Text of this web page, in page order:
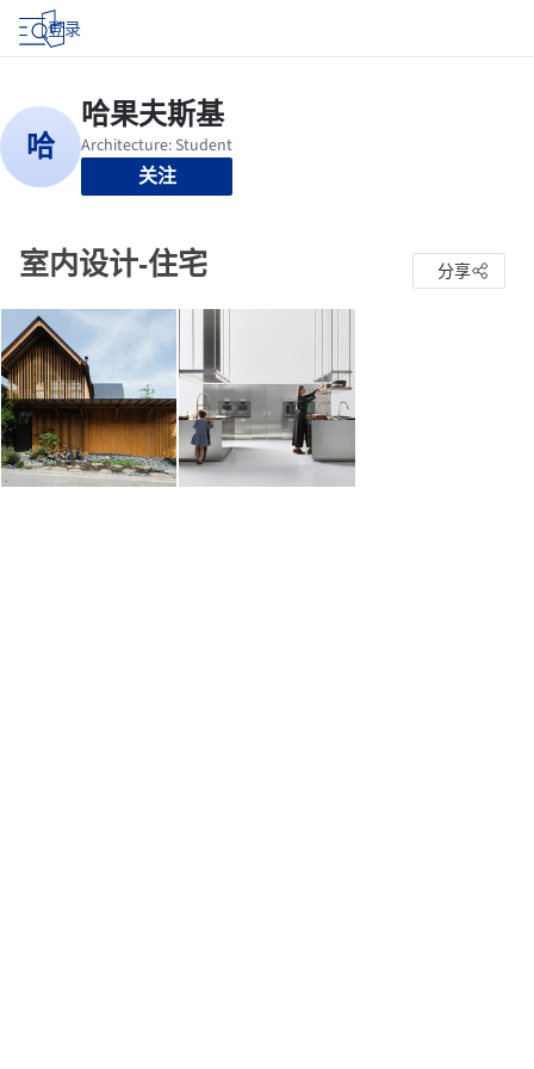
登录
关注
室内设计-住宅 分享